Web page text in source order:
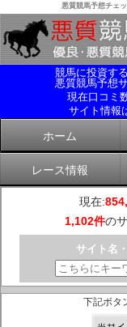
悪質競馬予想チェ
競馬に投資す
悪質競馬予想
現在口コミ
サイト情報
ホーム
レース情報
現在:
1,102件の
サイト名
下記ボタ